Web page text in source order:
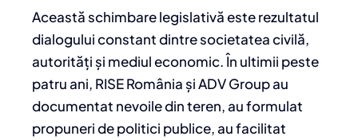
Această schimbare legislativă este rezultatul
dialogului constant dintre societatea civilă,
autorități și mediul economic. În ultimii peste
patru ani, RISE România și ADV Group au
documentat nevoile din teren, au formulat
propuneri de politici publice, au facilitat